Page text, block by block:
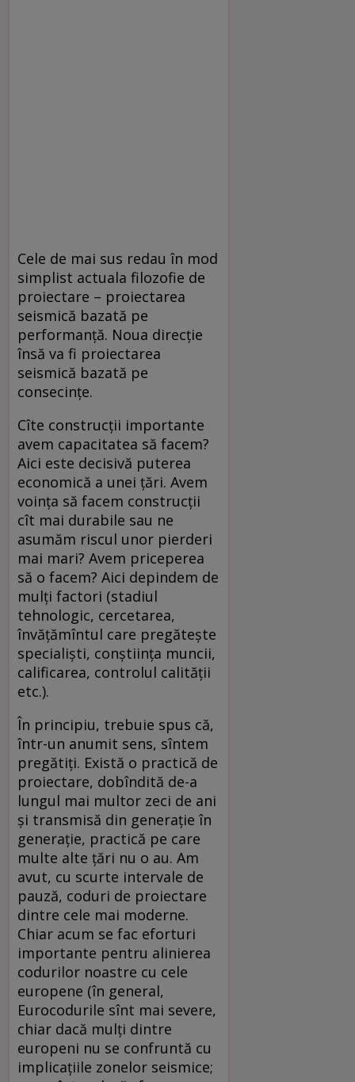
Cele de mai sus redau în mod
simplist actuala filozofie de
proiectare – proiectarea
seismică bazată pe
performanţă. Noua direcţie
însă va fi proiectarea
seismică bazată pe
consecinţe.
Cîte construcţii importante
avem capacitatea să facem?
Aici este decisivă puterea
economică a unei ţări. Avem
voinţa să facem construcţii
cît mai durabile sau ne
asumăm riscul unor pierderi
mai mari? Avem priceperea
să o facem? Aici depindem de
mulţi factori (stadiul
tehnologic, cercetarea,
învăţămîntul care pregăteşte
specialişti, conştiinţa muncii,
calificarea, controlul calităţii
etc.).
În principiu, trebuie spus că,
într-un anumit sens, sîntem
pregătiţi. Există o practică de
proiectare, dobîndită de-a
lungul mai multor zeci de ani
şi transmisă din generaţie în
generaţie, practică pe care
multe alte ţări nu o au. Am
avut, cu scurte intervale de
pauză, coduri de proiectare
dintre cele mai moderne.
Chiar acum se fac eforturi
importante pentru alinierea
codurilor noastre cu cele
europene (în general,
Eurocodurile sînt mai severe,
chiar dacă mulţi dintre
europeni nu se confruntă cu
implicaţiile zonelor seismice;